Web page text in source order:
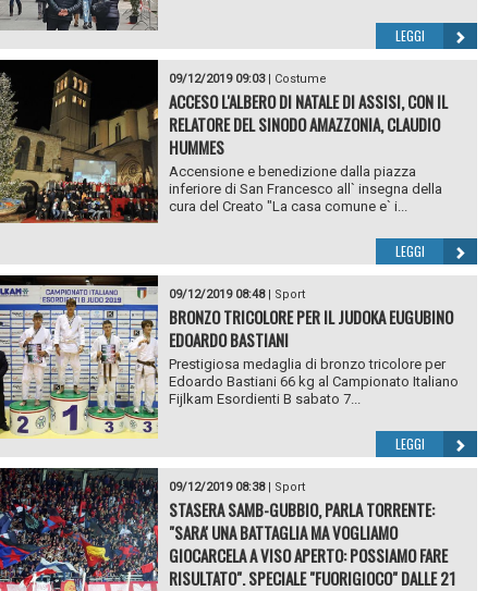
LEGGI
09/12/2019 09:03| Costume
ACCESO L'ALBERO DI NATALE DI ASSISI, CON IL
RELATORE DEL SINODO AMAZZONIA, CLAUDIO
HUMMES
Accensione e benedizione dalla piazza
inferiore di San Francesco all` insegna della
cura del Creato "La casa comune e` i...
LEGGI
09/12/2019 08:48| Sport
BRONZO TRICOLORE PER IL JUDOKA EUGUBINO
EDOARDO BASTIANI
Prestigiosa medaglia di bronzo tricolore per
Edoardo Bastiani 66 kg al Campionato Italiano
Fijlkam Esordienti B sabato 7...
LEGGI
09/12/2019 08:38| Sport
STASERA SAMB-GUBBIO, PARLA TORRENTE:
"SARA' UNA BATTAGLIA MA VOGLIAMO
GIOCARCELA A VISO APERTO: POSSIAMO FARE
RISULTATO". SPECIALE "FUORIGIOCO" DALLE 21